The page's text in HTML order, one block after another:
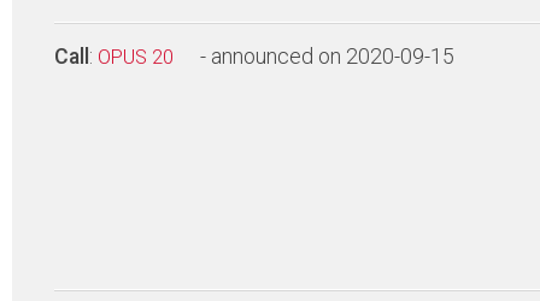
Call : OPUS 20 - announced on 2020-09-15